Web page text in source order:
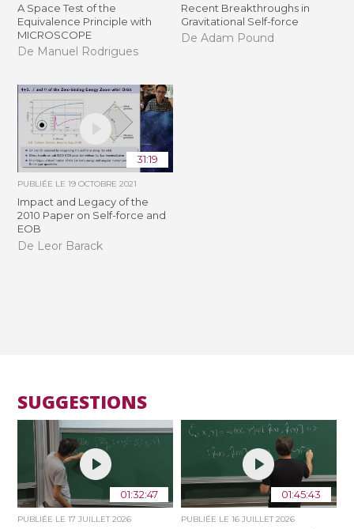
A Space Test of the
Equivalence Principle with
MICROSCOPE
De Manuel Rodrigues
Recent Breakthroughs in
Gravitational Self-force
De Adam Pound
31:19
PUBLIÉE LE19 OCTOBRE 2021
Impact and Legacy of the
2010 Paper on Self-force and
EOB
De Leor Barack
SUGGESTIONS
01:32:47
PUBLIÉE LE17 JUILLET 2026
01:45:43
PUBLIÉE LE 16 JUILLET 2026